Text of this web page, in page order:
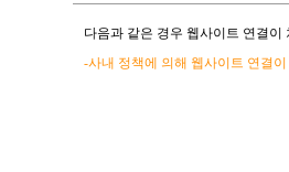
다음과 같은 경우 웹사이트 연결이
-사내 정책에 의해 웹사이트 연결